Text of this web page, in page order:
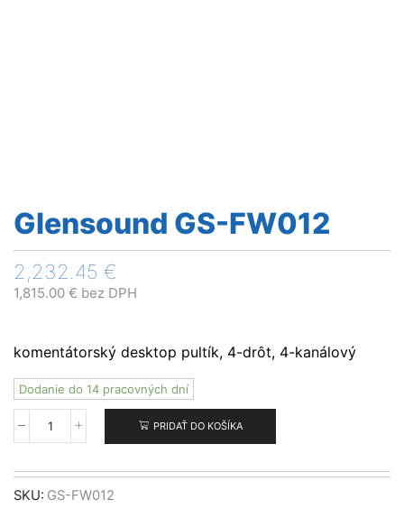
Glensound GS-FW012
2,232.45 €
1,815.00 € bez DPH
komentátorský desktop pultík, 4-drôt, 4-kanálový
Dodanie do 14 pracovných dní
množstvo
GS-
FW012
PRIDAŤ DO KOŠÍKA
SKU: GS-FW012